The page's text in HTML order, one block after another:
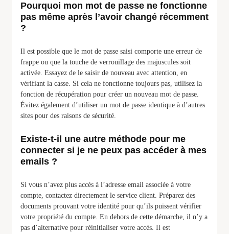
Pourquoi mon mot de passe ne fonctionne
pas même après l’avoir changé récemment
?
Il est possible que le mot de passe saisi comporte une erreur de
frappe ou que la touche de verrouillage des majuscules soit
activée. Essayez de le saisir de nouveau avec attention, en
vérifiant la casse. Si cela ne fonctionne toujours pas, utilisez la
fonction de récupération pour créer un nouveau mot de passe.
Évitez également d’utiliser un mot de passe identique à d’autres
sites pour des raisons de sécurité.
Existe-t-il une autre méthode pour me
connecter si je ne peux pas accéder à mes
emails ?
Si vous n’avez plus accès à l’adresse email associée à votre
compte, contactez directement le service client. Préparez des
documents prouvant votre identité pour qu’ils puissent vérifier
votre propriété du compte. En dehors de cette démarche, il n’y a
pas d’alternative pour réinitialiser votre accès. Il est